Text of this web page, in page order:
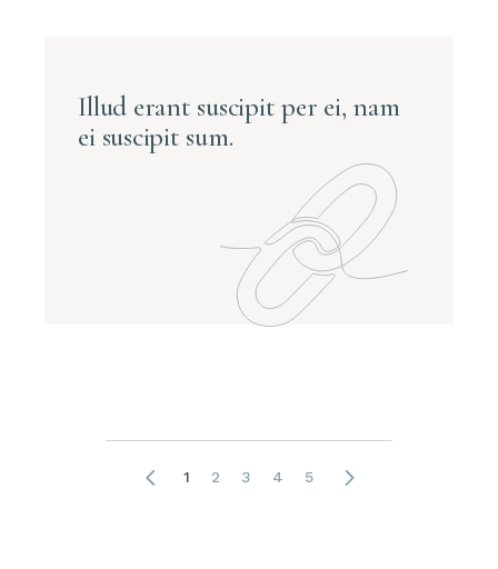
Illud erant suscipit per ei, nam
ei suscipit sum.
1 2 3 4 5